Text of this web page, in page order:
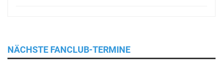
NÄCHSTE FANCLUB-TERMINE